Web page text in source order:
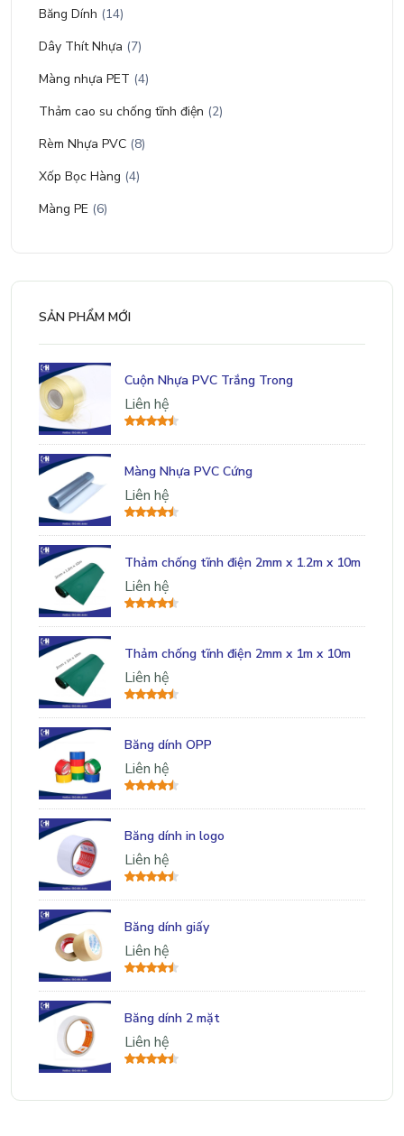
Băng Dính (14)
Dây Thít Nhựa (7)
Màng nhựa PET (4)
Thảm cao su chống tĩnh điện (2)
Rèm Nhựa PVC (8)
Xốp Bọc Hàng (4)
Màng PE (6)
SẢN PHẨM MỚI
Cuộn Nhựa PVC Trắng Trong
Liên hệ
Màng Nhựa PVC Cứng
Liên hệ
Thảm chống tĩnh điện 2mm x 1.2m x 10m
Liên hệ
Thảm chống tĩnh điện 2mm x 1m x 10m
Liên hệ
Băng dính OPP
Liên hệ
Băng dính in logo
Liên hệ
Băng dính giấy
Liên hệ
Băng dính 2 mặt
Liên hệ